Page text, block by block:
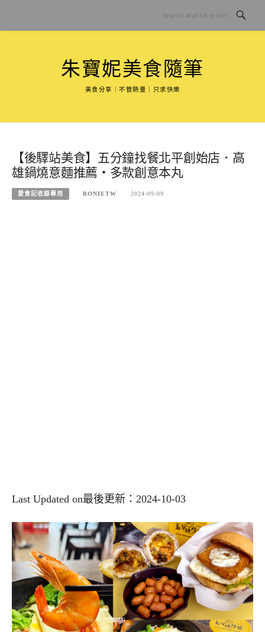
content
朱寶妮美食隨筆
美食分享｜不管熱量｜只求快樂
【後驛站美食】五分鐘找餐北平創始店．高
雄鍋燒意麵推薦・多款創意本丸
愛食記收錄專用 BONIETW 2024-09-09
Last Updated on最後更新：2024-10-03